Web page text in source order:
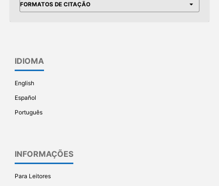
FORMATOS DE CITAÇÃO
IDIOMA
English
Español
Português
INFORMAÇÕES
Para Leitores